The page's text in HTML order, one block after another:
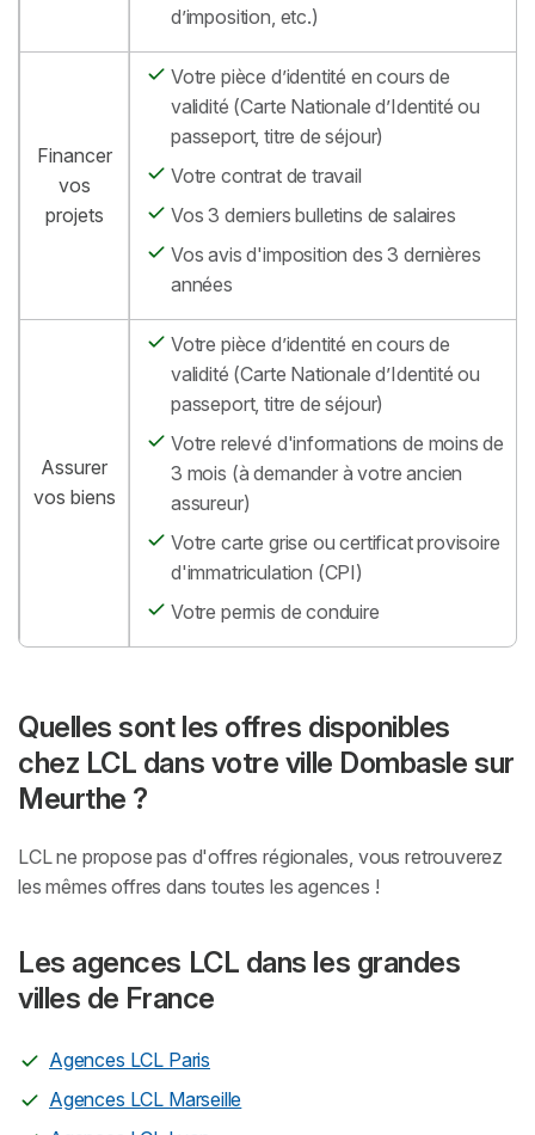
d’imposition, etc.)
Financer
vos
projets
Votre pièce d’identité en cours de
validité (Carte Nationale d’Identité ou
passeport, titre de séjour)
Votre contrat de travail
Vos 3 derniers bulletins de salaires
Vos avis d'imposition des 3 dernières
années
Assurer
vos biens
Votre pièce d’identité en cours de
validité (Carte Nationale d’Identité ou
passeport, titre de séjour)
Votre relevé d'informations de moins de
3 mois (à demander à votre ancien
assureur)
Votre carte grise ou certificat provisoire
d'immatriculation (CPI)
Votre permis de conduire
Quelles sont les offres disponibles
chez LCL dans votre ville Dombasle sur
Meurthe ?
LCL ne propose pas d'offres régionales, vous retrouverez
les mêmes offres dans toutes les agences !
Les agences LCL dans les grandes
villes de France
Agences LCL Paris
Agences LCL Marseille